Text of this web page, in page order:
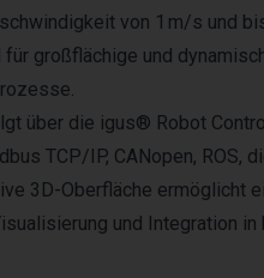
von 1 m/s und
großflächige und
über die igus® Robot
TCP/IP, CANopen, ROS,
3D-Oberfläche ermöglicht
und Integration